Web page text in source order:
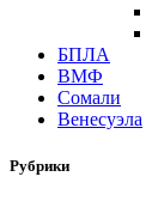
БПЛА
ВМФ
Сомали
Венесуэла
Рубрики